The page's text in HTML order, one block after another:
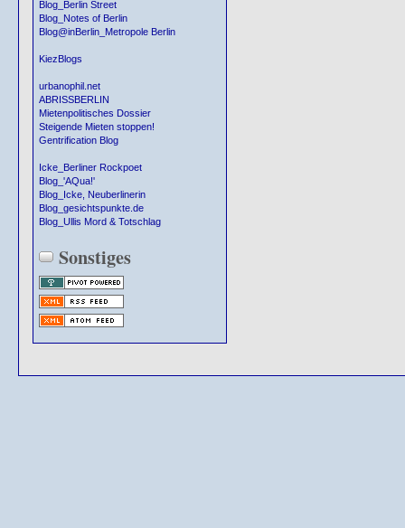
Blog_Berlin Street
Blog_Notes of Berlin
Blog@inBerlin_Metropole Berlin
KiezBlogs
urbanophil.net
ABRISSBERLIN
Mietenpolitisches Dossier
Steigende Mieten stoppen!
Gentrification Blog
Icke_Berliner Rockpoet
Blog_'AQua!'
Blog_Icke, Neuberlinerin
Blog_gesichtspunkte.de
Blog_Ullis Mord & Totschlag
Sonstiges